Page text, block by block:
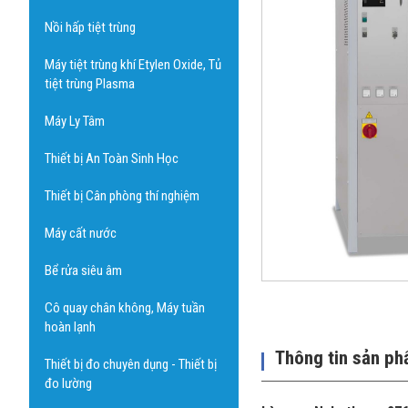
Nồi hấp tiệt trùng
Máy tiệt trùng khí Etylen Oxide, Tủ
tiệt trùng Plasma
Máy Ly Tâm
Thiết bị An Toàn Sinh Học
Thiết bị Cân phòng thí nghiệm
Máy cất nước
Bể rửa siêu âm
Cô quay chân không, Máy tuần
hoàn lạnh
Thiết bị đo chuyên dụng - Thiết bị
đo lường
Thông tin sản